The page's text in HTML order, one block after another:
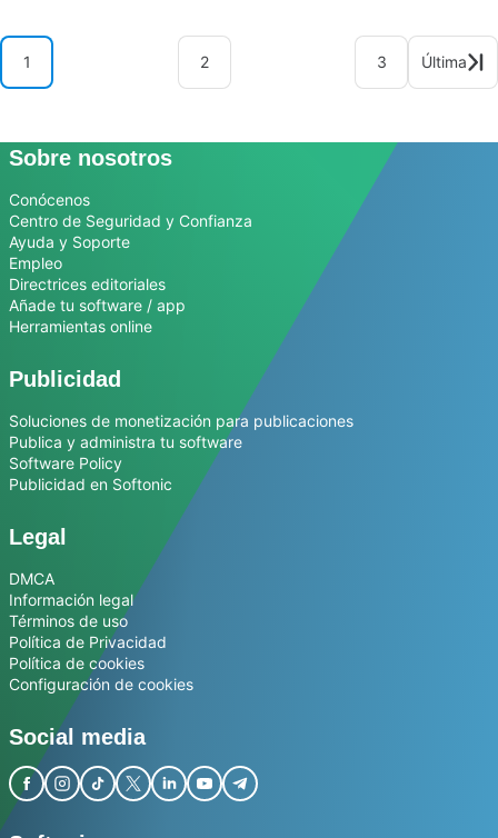
1 2 3 Última
Sobre nosotros
Conócenos
Centro de Seguridad y Confianza
Ayuda y Soporte
Empleo
Directrices editoriales
Añade tu software / app
Herramientas online
Publicidad
Soluciones de monetización para publicaciones
Publica y administra tu software
Software Policy
Publicidad en Softonic
Legal
DMCA
Información legal
Términos de uso
Política de Privacidad
Política de cookies
Configuración de cookies
Social media